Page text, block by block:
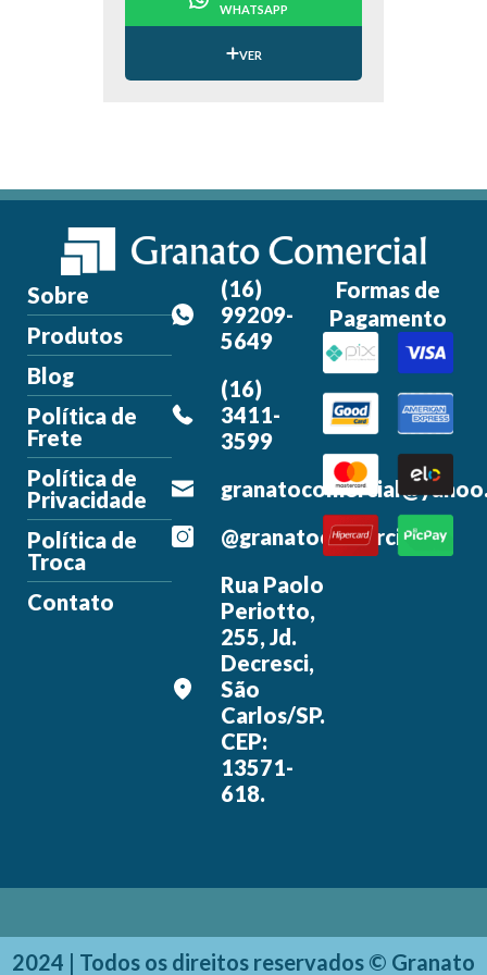
WHATSAPP
VER
Sobre
Produtos
Blog
Política de
Frete
Política de
Privacidade
Política de
Troca
Contato
(16)
99209-
5649
(16)
3411-
3599
@granatocomercial
Rua Paolo
Periotto,
255, Jd.
Decresci,
São
Carlos/SP.
CEP:
13571-
618.
Formas de
Pagamento
2024 | Todos os direitos reservados © Granato